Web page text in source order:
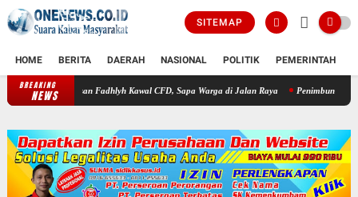
SITEMAP
HOME BERITA DAERAH NASIONAL POLITIK PEMERINTAH
BREAKING
NEWS
Hasan Fadhlyh Kawal CFD, Sapa Warga di Jalan Raya Penimbunan Lahan Diduga